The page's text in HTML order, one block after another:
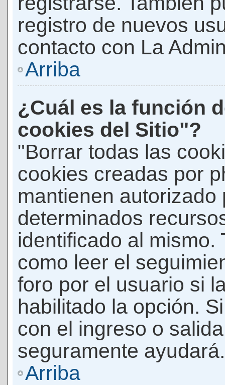
registro de nuevos
contacto con La
Arriba
¿Cuál es la función
cookies del Sitio"?
"Borrar todas las
cookies creadas por
mantienen autorizado
determinados
identificado al mismo.
como leer el
foro por el usuario si
habilitado la opción.
con el ingreso o
seguramente ayudará.
Arriba